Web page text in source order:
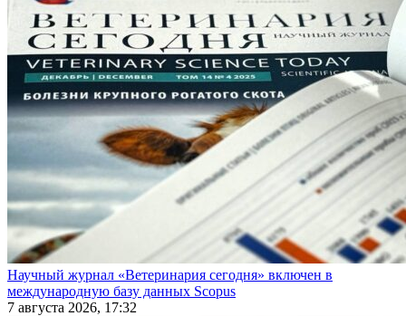
Научный журнал «Ветеринария сегодня» включен в
международную базу данных Scopus
7 августа 2026, 17:32